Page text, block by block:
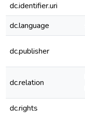
dc.identifier.uri
dc.language
dc.publisher
dc.relation
dc.rights